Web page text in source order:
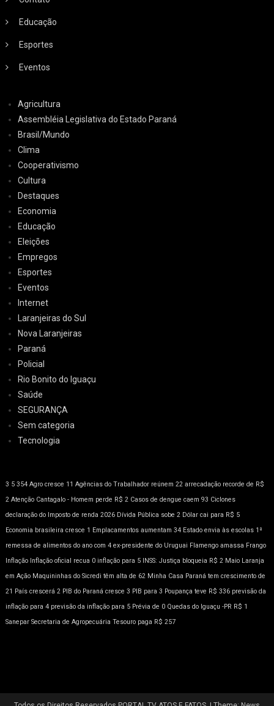
Educação
Esportes
Eventos
Agricultura
Assembléia Legislativa do Estado Paraná
Brasil/Mundo
Clima
Cooperativismo
Cultura
Destaques
Economia
Educação
Eleições
Empregos
Esportes
Eventos
Internet
Laranjeiras do Sul
Nova Laranjeiras
Paraná
Policial
Rio Bonito do Iguaçu
Saúde
SEGURANÇA
Sem categoria
Tecnologia
3 5 354 Agro cresce 11 Agências do Trabalhador reúnem 22 arrecadação recorde de R$
2 Atenção Cantagalo - Homem perde R$ 2 Casos de dengue caem 93 Ciclones
declaração do Imposto de renda 2026 Dívida Pública sobe 2 Dólar cai para R$ 5
Economia brasileira cresce 1 Emplacamentos aumentam 34 Estado envia às escolas 1ª
remessa de alimentos do ano com 4 ex-presidente do Uruguai Flamengo amassa Frango
Inflação Inflação oficial recua 0 inflação para 5 INSS: Justiça bloqueia R$ 2 Maio Laranja
em Ação Maquininhas do Sicredi têm alta de 62 Minha Casa Paraná tem crescimento de
21 País crescerá 2 PIB do Paraná cresce 3 PIB para 3 Poupança teve R$ 336 previsão da
inflação para 4 previsão da inflação para 5 Prévia de 0 Quedas do Iguaçu -PR R$ 1
Sanepar Secretaria de Agropecuária Tesouro paga R$ 257